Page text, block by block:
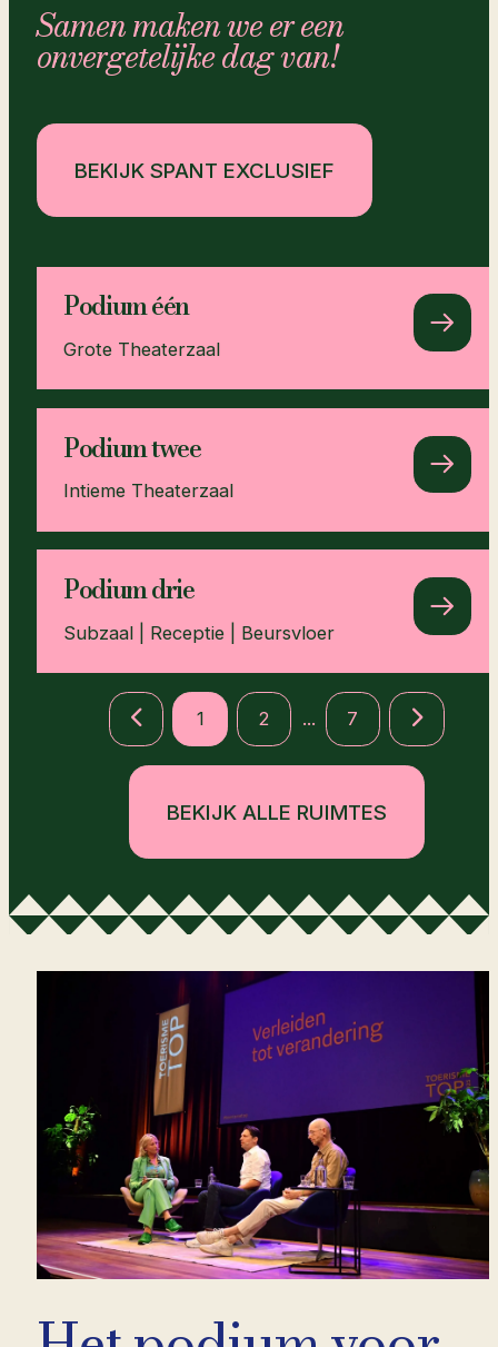
Samen maken we er een
onvergetelijke dag van!
BEKIJK SPANT EXCLUSIEF
Podium één
Grote Theaterzaal
Podium twee
Intieme Theaterzaal
Podium drie
Subzaal | Receptie | Beursvloer
1 2 ... 7
BEKIJK ALLE RUIMTES